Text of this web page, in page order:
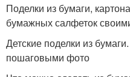
Поделки из бумаги,
бумажных салфеток
Детские поделки из
пошаговыми фото